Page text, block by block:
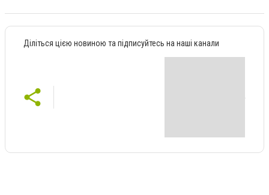
Діліться цією новиною та підписуйтесь на наші канали